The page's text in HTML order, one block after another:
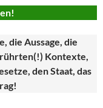
die Aussage, die
Kontexte,
den Staat, das